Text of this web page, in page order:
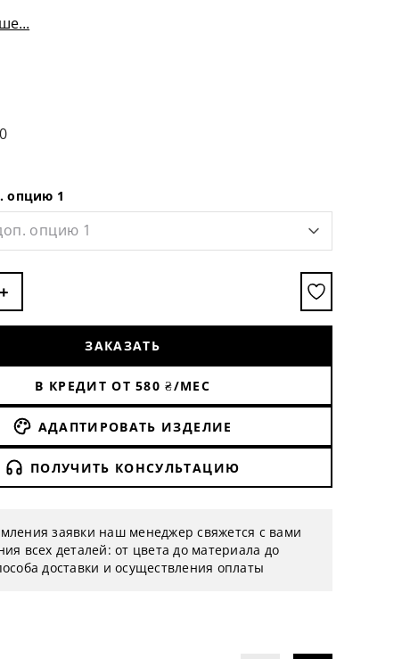
опцию 1
опцию 1
+
ЗАКАЗАТЬ
В КРЕДИТ ОТ 580 ₴/МЕС
АДАПТИРОВАТЬ ИЗДЕЛИЕ
ПОЛУЧИТЬ КОНСУЛЬТАЦИЮ
заявки наш менеджер свяжется с вами
всех деталей: от цвета до материала до
доставки и осуществления оплаты